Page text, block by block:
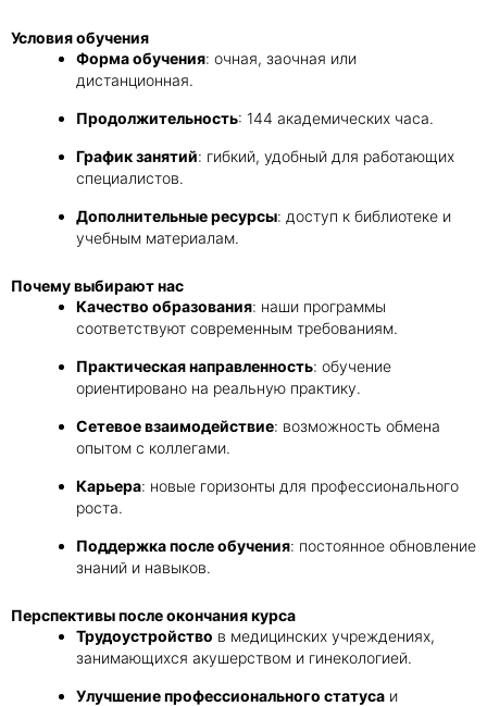
Условия обучения
Форма обучения: очная, заочная или
дистанционная.
Продолжительность: 144 академических часа.
График занятий: гибкий, удобный для работающих
специалистов.
Дополнительные ресурсы: доступ к библиотеке и
учебным материалам.
Почему выбирают нас
Качество образования: наши программы
соответствуют современным требованиям.
Практическая направленность: обучение
ориентировано на реальную практику.
Сетевое взаимодействие: возможность обмена
опытом с коллегами.
Карьера: новые горизонты для профессионального
роста.
Поддержка после обучения: постоянное обновление
знаний и навыков.
Перспективы после окончания курса
Трудоустройство в медицинских учреждениях,
занимающихся акушерством и гинекологией.
Улучшение профессионального статуса и